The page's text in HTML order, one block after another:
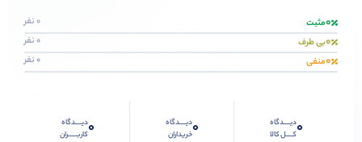
0مثبت 0 نفر
0بی طرف 0 نفر
0منفی 0 نفر
0دیــــدگاه
کــــل کالا
0دیــــدگاه
خریداران
0دیــــدگاه
کاربـــــران